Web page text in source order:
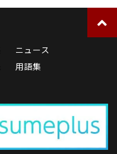
ニュース
用語集